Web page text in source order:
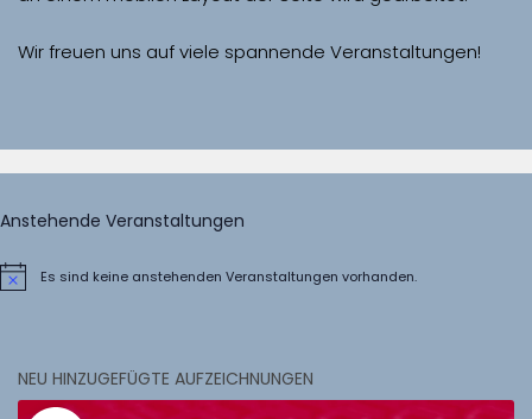
Wir freuen uns auf viele spannende Veranstaltungen!
Anstehende Veranstaltungen
HinweisEs sind keine anstehenden Veranstaltungen vorhanden.
NEU HINZUGEFÜGTE AUFZEICHNUNGEN